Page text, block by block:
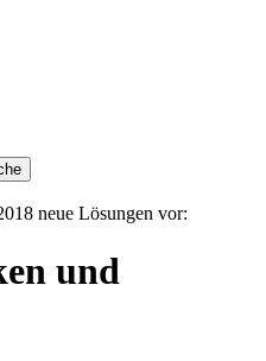
neue Lösungen vor:
und